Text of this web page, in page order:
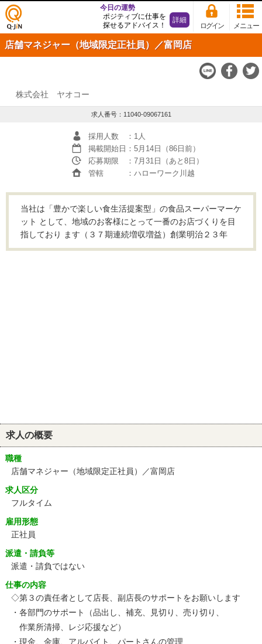
仕事
探し
の求
Q-JiN
メニュー
ログイン
今日の運勢
ポジティブに仕事を
探せるアドバイス！
詳細
店舗マネジャー（地域限定正社員）／富岡店
株式会社 ヤオコー
求人番号：11040-09067161
採用人数
：1人
掲載開始日 ：5月14日（86日前）
応募期限
：7月31日（あと8日）
管轄
：ハローワーク川越
当社は「豊かで楽しい食生活提案型」の食品スーパーマーケ
ット として、地域のお客様にとって一番のお店づくりを目
指しており ます（３７期連続増収増益）創業明治２３年
求人の概要
職種
店舗マネジャー（地域限定正社員）／富岡店
求人区分
フルタイム
雇用形態
正社員
派遣・請負等
派遣・請負ではない
仕事の内容
◇第３の責任者として店長、副店長のサポートをお願いします
・各部門のサポート（品出し、補充、見切り、売り切り、
作業所清掃、レジ応援など）
・現金、金庫、アルバイト、パートさんの管理